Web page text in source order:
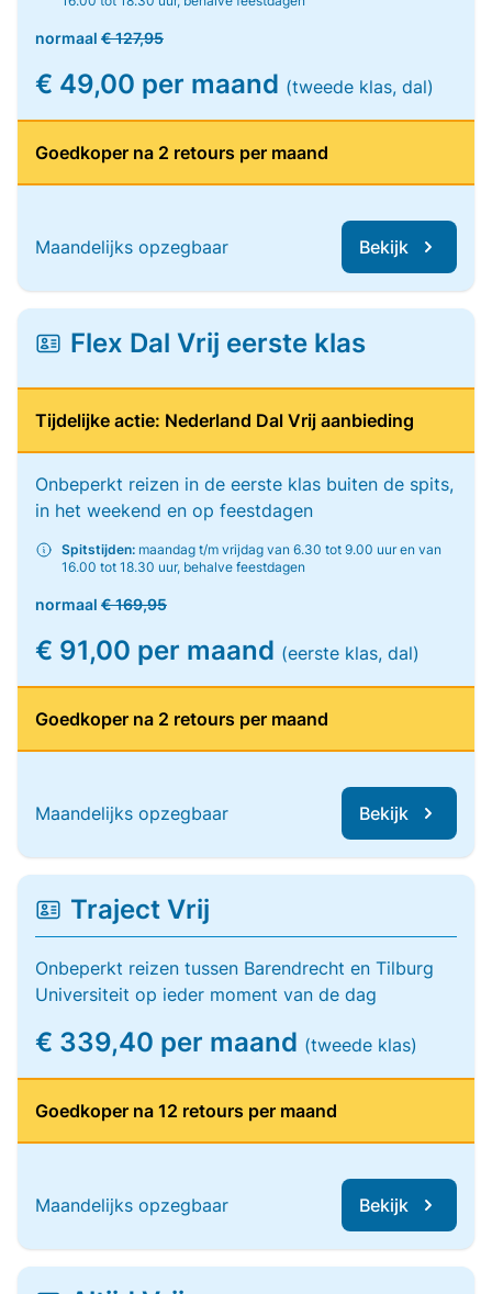
normaal € 127,95
€ 49,00 per maand (tweede klas, dal)
Goedkoper na 2 retours per maand
Maandelijks opzegbaar Bekijk
Flex Dal Vrij eerste klas
Tijdelijke actie: Nederland Dal Vrij aanbieding
Onbeperkt reizen in de eerste klas buiten de spits,
in het weekend en op feestdagen
Spitstijden: maandag t/m vrijdag van 6.30 tot 9.00 uur en van
16.00 tot 18.30 uur, behalve feestdagen
normaal € 169,95
€ 91,00 per maand (eerste klas, dal)
Goedkoper na 2 retours per maand
Maandelijks opzegbaar Bekijk
Traject Vrij
Onbeperkt reizen tussen Barendrecht en Tilburg
Universiteit op ieder moment van de dag
€ 339,40 per maand (tweede klas)
Goedkoper na 12 retours per maand
Maandelijks opzegbaar Bekijk